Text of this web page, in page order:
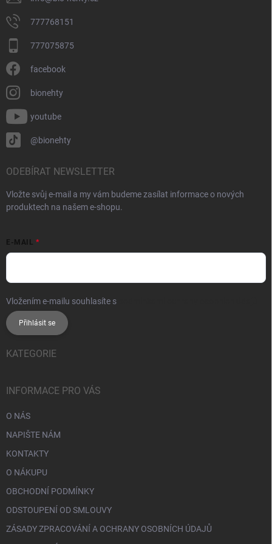
777768151
777075875
facebook
bionehty
youtube
@bionehty
ODEBÍRAT NEWSLETTER
Vložte svůj e-mail a my vám budeme zasílat informace o nových
produktech na našem e-shopu.
E-MAIL
Vložením e-mailu souhlasíte s
Přihlásit se
KATEGORIE
INFORMACE PRO VÁS
O NÁS
NAPIŠTE NÁM
KONTAKTY
O NÁKUPU
OBCHODNÍ PODMÍNKY
ODSTOUPENÍ OD SMLOUVY
ZÁSADY ZPRACOVÁNÍ A OCHRANY OSOBNÍCH ÚDAJŮ